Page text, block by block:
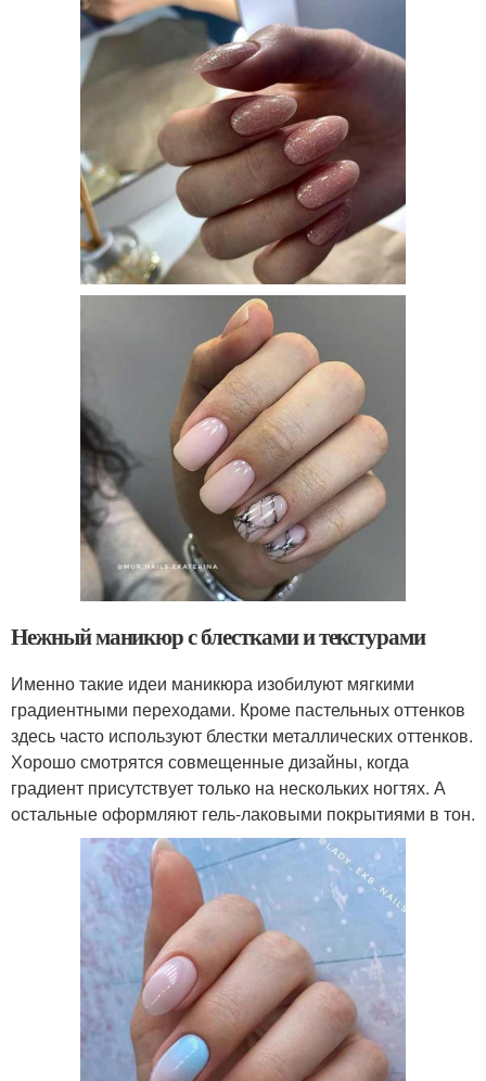
Нежный маникюр с блестками и текстурами
Именно такие идеи маникюра изобилуют мягкими
градиентными переходами. Кроме пастельных оттенков
здесь часто используют блестки металлических оттенков.
Хорошо смотрятся совмещенные дизайны, когда
градиент присутствует только на нескольких ногтях. А
остальные оформляют гель-лаковыми покрытиями в тон.